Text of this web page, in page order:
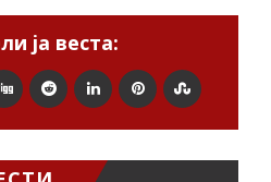
ја веста: